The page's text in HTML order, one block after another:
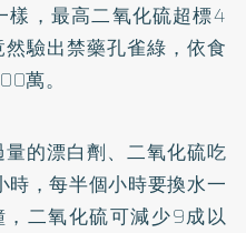
樣，最高二氧化硫超標4
驗出禁藥孔雀綠，依食
萬。
的漂白劑、二氧化硫吃
時，每半個小時要換水一
二氧化硫可減少9成以